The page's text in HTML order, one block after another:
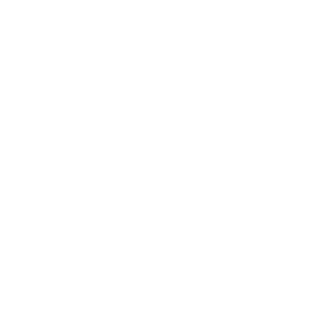
cielo el plenilunio la iluminaba confiriéndole un
la habitación, en cuya cama dibujo un corazón de
los había movido, aunque, no pudo ignorar las